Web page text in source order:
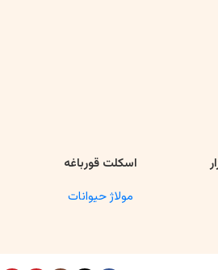
اطلاعات بیشتراسکلت قورباغه
مولاژ حیوانات